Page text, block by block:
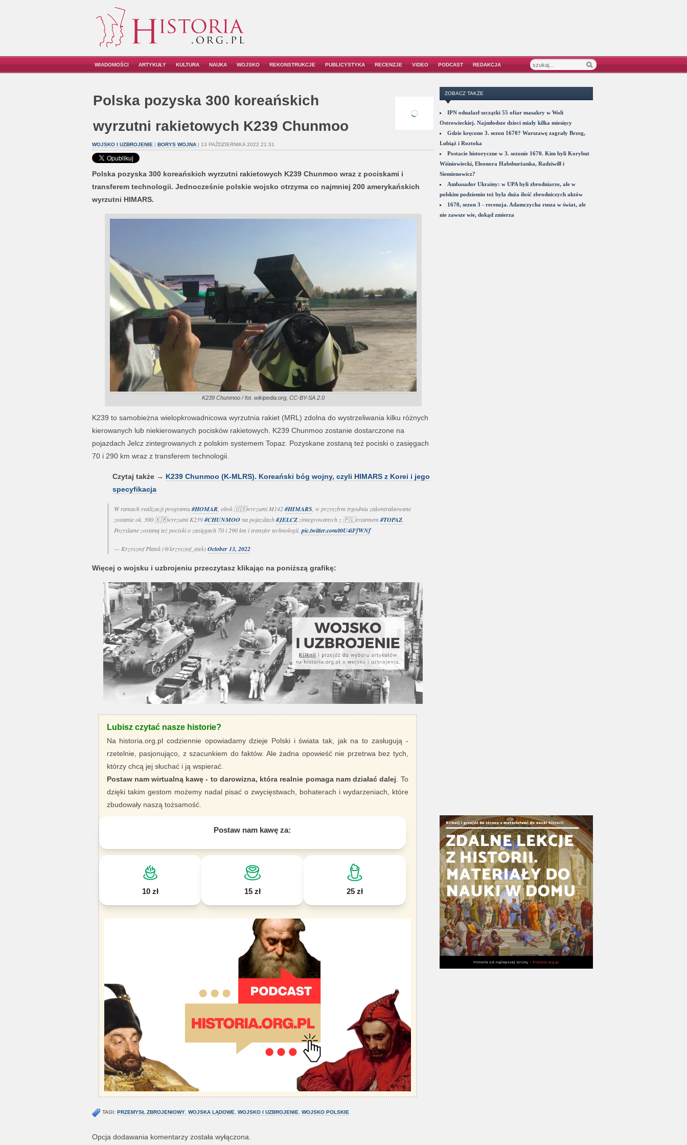
WIADOMOŚCI ARTYKUŁY KULTURA NAUKA WOJSKO REKONSTRUKCJE PUBLICYSTYKA RECENZJE VIDEO PODCAST REDAKCJA
Polska pozyska 300 koreańskich
wyrzutni rakietowych K239 Chunmoo
WOJSKO I UZBROJENIE | BORYS WOJNA| 13 PAŹDZIERNIKA 2022 21:31
Polska pozyska 300 koreańskich wyrzutni rakietowych K239 Chunmoo wraz z pociskami i
transferem technologii. Jednocześnie polskie wojsko otrzyma co najmniej 200 amerykańskich
wyrzutni HIMARS.
K239 Chunmoo / fot. wikipedia.org, CC-BY-SA 2.0
K239 to samobieżna wielopkrowadnicowa wyrzutnia rakiet (MRL) zdolna do wystrzeliwania kilku różnych
kierowanych lub niekierowanych pocisków rakietowych. K239 Chunmoo zostanie dostarczone na
pojazdach Jelcz zintegrowanych z polskim systemem Topaz. Pozyskane zostaną też pociski o zasięgach
70 i 290 km wraz z transferem technologii.
Czytaj także→ K239 Chunmoo (K-MLRS). Koreański bóg wojny, czyli HIMARS z Korei i jego
specyfikacja
W ramach realizacji programu#HOMAR, obok 🇺🇸wyrzutni M142#HIMARS, w przyszłym tygodniu zakontraktowane
zostanie ok. 300 🇰🇷wyrzutni K239#CHUNMOOna pojazdach#JELCZzintegrowanych z 🇵🇱systemem#TOPAZ.
Pozyskane zostaną też pociski o zasięgach 70 i 290 km i transfer technologii. pic.twitter.com/t0U4iFfWNf
— Krzysztof Płatek (@krzysztof_atek)October 13, 2022
Więcej o wojsku i uzbrojeniu przeczytasz klikając na poniższą grafikę:
Lubisz czytać nasze historie?
Na historia.org.pl codziennie opowiadamy dzieje Polski i świata tak, jak na to zasługują -
rzetelnie, pasjonująco, z szacunkiem do faktów. Ale żadna opowieść nie przetrwa bez tych,
którzy chcą jej słuchać i ją wspierać.
Postaw nam wirtualną kawę - to darowizna, która realnie pomaga nam działać dalej . To
dzięki takim gestom możemy nadal pisać o zwycięstwach, bohaterach i wydarzeniach, które
zbudowały naszą tożsamość.
Postaw nam kawę za:
10 zł 15 zł 25 zł
TAGI: PRZEMYSŁ ZBROJENIOWY, WOJSKA LĄDOWE WOJSKO I UZBROJENIE WOJSKO POLSKIE
Opcja dodawania komentarzy została wyłączona.
ZOBACZ TAKŻE
IPN odnalazł szczątki 55 ofiar masakry w Woli
Ostrowieckiej. Najmłodsze dzieci miały kilka miesięcy
Gdzie kręcono 3. sezon 1670? Warszawę zagrały Brzeg,
Lubiąż i Roztoka
Postacie historyczne w 3. sezonie 1670. Kim byli Korybut
Wiśniowiecki, Eleonora Habsburżanka, Radziwiłł i
Siemienowicz?
Ambasador Ukrainy: w UPA byli zbrodniarze, ale w
polskim podziemiu też była duża ilość zbrodniczych aktów
1670, sezon 3 - recenzja. Adamczycha rusza w świat, ale
nie zawsze wie, dokąd zmierza